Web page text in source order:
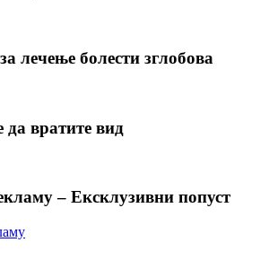
лечење болести зглобова
да вратите вид
– Ексклузивни попуст